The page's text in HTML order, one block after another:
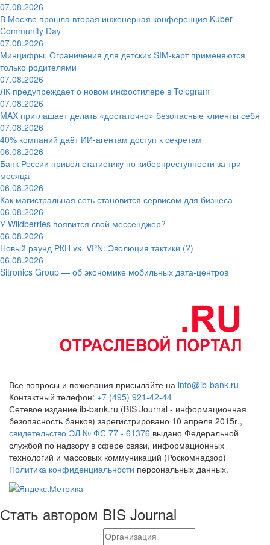
07.08.2026
В Москве прошла вторая инженерная конференция Kuber
Community Day
07.08.2026
Минцифры: Ограничения для детских SIM-карт применяются
только родителями
07.08.2026
ЛК предупреждает о новом инфостилере в Telegram
07.08.2026
MAX приглашает делать «достаточно» безопасные клиенты себя
07.08.2026
40% компаний даёт ИИ‑агентам доступ к секретам
06.08.2026
Банк России привёл статистику по киберпреступности за три
месяца
06.08.2026
Как магистральная сеть становится сервисом для бизнеса
06.08.2026
У Wildberries появится свой мессенджер?
06.08.2026
Новый раунд РКН vs. VPN: Эволюция тактики (?)
06.08.2026
Sitronics Group — об экономике мобильных дата-центров
Все вопросы и пожелания присылайте на info@ib-bank.ru
Контактный телефон: +7 (495) 921-42-44
Сетевое издание ib-bank.ru (BIS Journal - информационная
безопасность банков) зарегистрировано 10 апреля 2015г.,
свидетельство ЭЛ № ФС 77 - 61376 выдано Федеральной
службой по надзору в сфере связи, информационных
технологий и массовых коммуникаций (Роскомнадзор)
Политика конфиденциальности персональных данных.
Стать автором BIS Journal